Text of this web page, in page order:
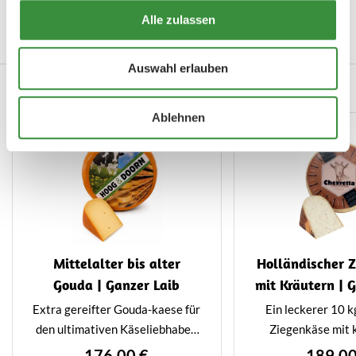
Alle zulassen
Auswahl erlauben
Ablehnen
Mehr lesen
Verwandte Produkte
Mittelalter bis alter
Gouda | Ganzer Laib
Extra gereifter Gouda-kaese für
den ultimativen Käseliebhaber.
Unsere extra gereiften
Holländischer
mit Kräutern |
Ein leckerer 10
Ziegenkäse mit
Kräutern.